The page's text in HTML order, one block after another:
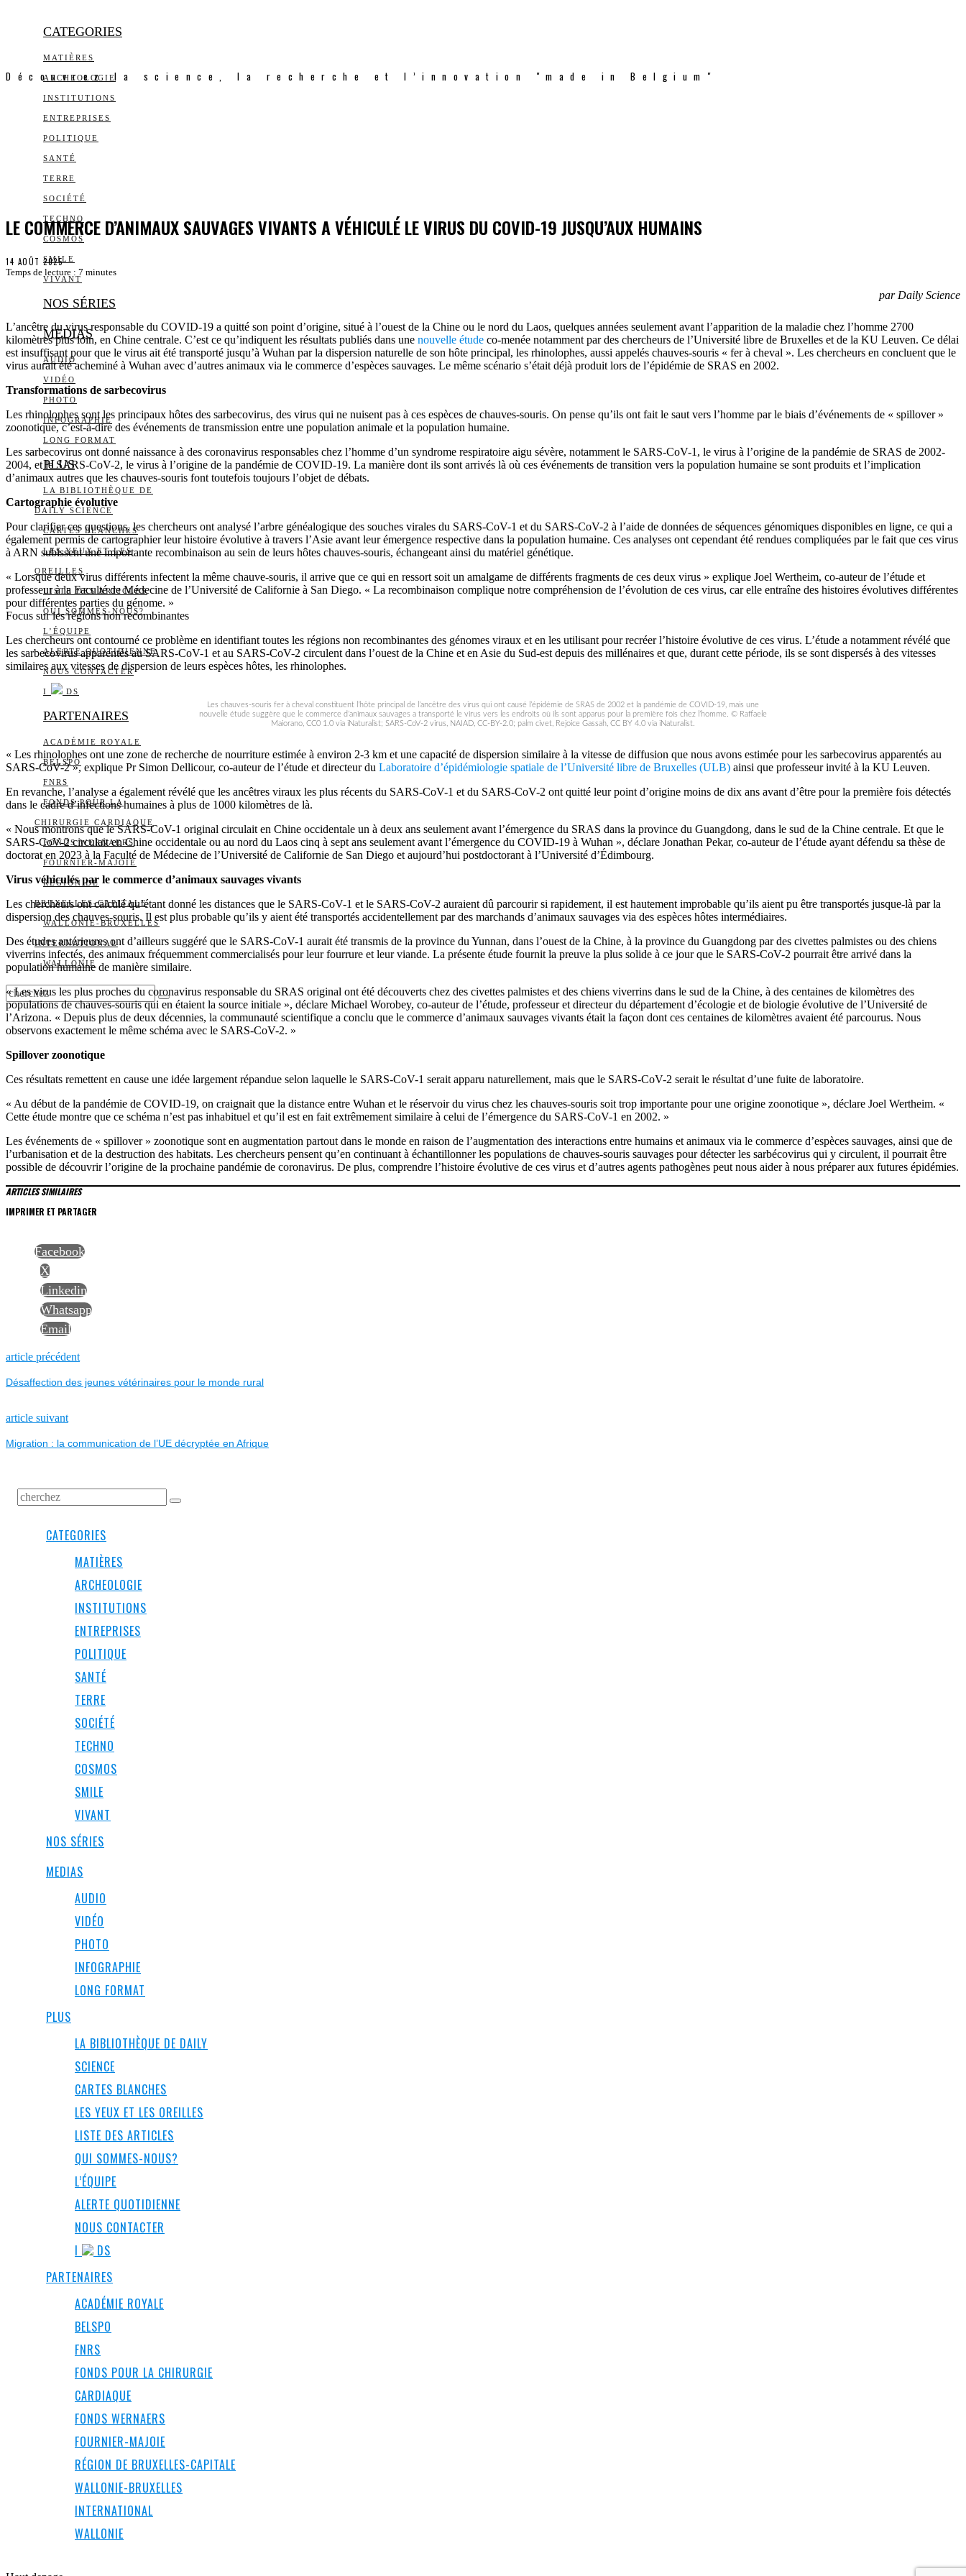
CATEGORIES
MATIÈRES
ARCHEOLOGIE
INSTITUTIONS
ENTREPRISES
POLITIQUE
SANTÉ
TERRE
SOCIÉTÉ
TECHNO
COSMOS
SMILE
VIVANT
NOS SÉRIES
MEDIAS
AUDIO
VIDÉO
PHOTO
INFOGRAPHIE
LONG FORMAT
PLUS
LA BIBLIOTHÈQUE DE
DAILY SCIENCE
CARTES BLANCHES
LES YEUX ET LES
OREILLES
LISTE DES ARTICLES
QUI SOMMES-NOUS?
L’ÉQUIPE
ALERTE QUOTIDIENNE
NOUS CONTACTER
I DS
PARTENAIRES
ACADÉMIE ROYALE
BELSPO
FNRS
FONDS POUR LA
CHIRURGIE CARDIAQUE
FONDS WERNAERS
FOURNIER-MAJOIE
RÉGION DE
BRUXELLES-CAPITALE
WALLONIE-BRUXELLES
INTERNATIONAL
WALLONIE
Découvrez la science, la recherche et l’innovation "made in Belgium"
LE COMMERCE D’ANIMAUX SAUVAGES VIVANTS A VÉHICULÉ LE VIRUS DU COVID-19 JUSQU’AUX HUMAINS
14 AOÛT 2025
Temps de lecture : 7 minutes
par Daily Science
L’ancêtre du virus responsable du COVID-19 a quitté son point d’origine, situé à l’ouest de la Chine ou le nord du Laos, quelques années seulement avant l’apparition de la maladie chez l’homme 2700
kilomètres plus loin, en Chine centrale. C’est ce qu’indiquent les résultats publiés dans une nouvelle étude co-menée notamment par des chercheurs de l’Université libre de Bruxelles et de la KU Leuven. Ce délai
est insuffisant pour que le virus ait été transporté jusqu’à Wuhan par la dispersion naturelle de son hôte principal, les rhinolophes, aussi appelés chauves-souris « fer à cheval ». Les chercheurs en concluent que le
virus aurait été acheminé à Wuhan avec d’autres animaux via le commerce d’espèces sauvages. Le même scénario s’était déjà produit lors de l’épidémie de SRAS en 2002.
Transformations de sarbecovirus
Les rhinolophes sont les principaux hôtes des sarbecovirus, des virus qui ne nuisent pas à ces espèces de chauves-souris. On pense qu’ils ont fait le saut vers l’homme par le biais d’événements de « spillover »
zoonotique, c’est-à-dire des événements de transmission entre une population animale et la population humaine.
Les sarbecovirus ont donné naissance à des coronavirus responsables chez l’homme d’un syndrome respiratoire aigu sévère, notamment le SARS-CoV-1, le virus à l’origine de la pandémie de SRAS de 2002-
2004, et le SARS-CoV-2, le virus à l’origine de la pandémie de COVID-19. La manière dont ils sont arrivés là où ces événements de transition vers la population humaine se sont produits et l’implication
d’animaux autres que les chauves-souris font toutefois toujours l’objet de débats.
Cartographie évolutive
Pour clarifier ces questions, les chercheurs ont analysé l’arbre généalogique des souches virales du SARS-CoV-1 et du SARS-CoV-2 à l’aide de données de séquences génomiques disponibles en ligne, ce qui a
également permis de cartographier leur histoire évolutive à travers l’Asie avant leur émergence respective dans la population humaine. Ces analyses ont cependant été rendues compliquées par le fait que ces virus
à ARN subissent une importante recombinaison au sein de leurs hôtes chauves-souris, échangeant ainsi du matériel génétique.
« Lorsque deux virus différents infectent la même chauve-souris, il arrive que ce qui en ressort soit un amalgame de différents fragments de ces deux virus » explique Joel Wertheim, co-auteur de l’étude et
professeur à la Faculté de Médecine de l’Université de Californie à San Diego. « La recombinaison complique notre compréhension de l’évolution de ces virus, car elle entraîne des histoires évolutives différentes
pour différentes parties du génome. »
Focus sur les régions non recombinantes
Les chercheurs ont contourné ce problème en identifiant toutes les régions non recombinantes des génomes viraux et en les utilisant pour recréer l’histoire évolutive de ces virus. L’étude a notamment révélé que
les sarbecovirus apparentés au SARS-CoV-1 et au SARS-CoV-2 circulent dans l’ouest de la Chine et en Asie du Sud-est depuis des millénaires et que, durant cette période, ils se sont dispersés à des vitesses
similaires aux vitesses de dispersion de leurs espèces hôtes, les rhinolophes.
Les chauves-souris fer à cheval constituent l’hôte principal de l’ancêtre des virus qui ont causé l’épidémie de SRAS de 2002 et la pandémie de COVID-19, mais une
nouvelle étude suggère que le commerce d’animaux sauvages a transporté le virus vers les endroits où ils sont apparus pour la première fois chez l’homme. © Raffaele
Maiorano, CC0 1.0 via iNaturalist; SARS-CoV-2 virus, NAIAD, CC-BY-2.0; palm civet, Rejoice Gassah, CC BY 4.0 via iNaturalist.
« Les rhinolophes ont une zone de recherche de nourriture estimée à environ 2-3 km et une capacité de dispersion similaire à la vitesse de diffusion que nous avons estimée pour les sarbecovirus apparentés au
SARS-CoV-2 », explique Pr Simon Dellicour, co-auteur de l’étude et directeur du Laboratoire d’épidémiologie spatiale de l’Université libre de Bruxelles (ULB) ainsi que professeur invité à la KU Leuven.
En revanche, l’analyse a également révélé que les ancêtres viraux les plus récents du SARS-CoV-1 et du SARS-CoV-2 ont quitté leur point d’origine moins de dix ans avant d’être pour la première fois détectés
dans le cadre d’infections humaines à plus de 1000 kilomètres de là.
« Nous montrons que le SARS-CoV-1 original circulait en Chine occidentale un à deux ans seulement avant l’émergence du SRAS dans la province du Guangdong, dans le sud de la Chine centrale. Et que le
SARS-CoV-2 circulait en Chine occidentale ou au nord du Laos cinq à sept ans seulement avant l’émergence du COVID-19 à Wuhan », déclare Jonathan Pekar, co-auteur de l’étude ayant défendu sa thèse de
doctorat en 2023 à la Faculté de Médecine de l’Université de Californie de San Diego et aujourd’hui postdoctorant à l’Université d’Édimbourg.
Virus véhiculés par le commerce d’animaux sauvages vivants
Les chercheurs ont calculé qu’étant donné les distances que le SARS-CoV-1 et le SARS-CoV-2 auraient dû parcourir si rapidement, il est hautement improbable qu’ils aient pu être transportés jusque-là par la
dispersion des chauves-souris. Il est plus probable qu’ils y aient été transportés accidentellement par des marchands d’animaux sauvages via des espèces hôtes intermédiaires.
Des études antérieures ont d’ailleurs suggéré que le SARS-CoV-1 aurait été transmis de la province du Yunnan, dans l’ouest de la Chine, à la province du Guangdong par des civettes palmistes ou des chiens
viverrins infectés, des animaux fréquemment commercialisés pour leur fourrure et leur viande. La présente étude fournit la preuve la plus solide à ce jour que le SARS-CoV-2 pourrait être arrivé dans la
population humaine de manière similaire.
« Les virus les plus proches du coronavirus responsable du SRAS original ont été découverts chez des civettes palmistes et des chiens viverrins dans le sud de la Chine, à des centaines de kilomètres des
populations de chauves-souris qui en étaient la source initiale », déclare Michael Worobey, co-auteur de l’étude, professeur et directeur du département d’écologie et de biologie évolutive de l’Université de
l’Arizona. « Depuis plus de deux décennies, la communauté scientifique a conclu que le commerce d’animaux sauvages vivants était la façon dont ces centaines de kilomètres avaient été parcourus. Nous
observons exactement le même schéma avec le SARS-CoV-2. »
Spillover zoonotique
Ces résultats remettent en cause une idée largement répandue selon laquelle le SARS-CoV-1 serait apparu naturellement, mais que le SARS-CoV-2 serait le résultat d’une fuite de laboratoire.
« Au début de la pandémie de COVID-19, on craignait que la distance entre Wuhan et le réservoir du virus chez les chauves-souris soit trop importante pour une origine zoonotique », déclare Joel Wertheim. «
Cette étude montre que ce schéma n’est pas inhabituel et qu’il est en fait extrêmement similaire à celui de l’émergence du SARS-CoV-1 en 2002. »
Les événements de « spillover » zoonotique sont en augmentation partout dans le monde en raison de l’augmentation des interactions entre humains et animaux via le commerce d’espèces sauvages, ainsi que de
l’urbanisation et de la destruction des habitats. Les chercheurs pensent qu’en continuant à échantillonner les populations de chauves-souris sauvages pour détecter les sarbécovirus qui y circulent, il pourrait être
possible de découvrir l’origine de la prochaine pandémie de coronavirus. De plus, comprendre l’histoire évolutive de ces virus et d’autres agents pathogènes peut nous aider à nous préparer aux futures épidémies.
ARTICLES SIMILAIRES
IMPRIMER ET PARTAGER
Facebook
X
Linkedin
Whatsapp
Email
NAVIGATION
DE
L’ARTICLE
article précédentPrevious
Désaffection des jeunes vétérinaires pour le monde rural
article suivantNext
Migration : la communication de l’UE décryptée en Afrique
CATEGORIES
MATIÈRES
ARCHEOLOGIE
INSTITUTIONS
ENTREPRISES
POLITIQUE
SANTÉ
TERRE
SOCIÉTÉ
TECHNO
COSMOS
SMILE
VIVANT
NOS SÉRIES
MEDIAS
AUDIO
VIDÉO
PHOTO
INFOGRAPHIE
LONG FORMAT
PLUS
LA BIBLIOTHÈQUE DE DAILY
SCIENCE
CARTES BLANCHES
LES YEUX ET LES OREILLES
LISTE DES ARTICLES
QUI SOMMES-NOUS?
L’ÉQUIPE
ALERTE QUOTIDIENNE
NOUS CONTACTER
I
DS
PARTENAIRES
ACADÉMIE ROYALE
BELSPO
FNRS
FONDS POUR LA CHIRURGIE
CARDIAQUE
FONDS WERNAERS
FOURNIER-MAJOIE
RÉGION DE BRUXELLES-CAPITALE
WALLONIE-BRUXELLES
INTERNATIONAL
WALLONIE